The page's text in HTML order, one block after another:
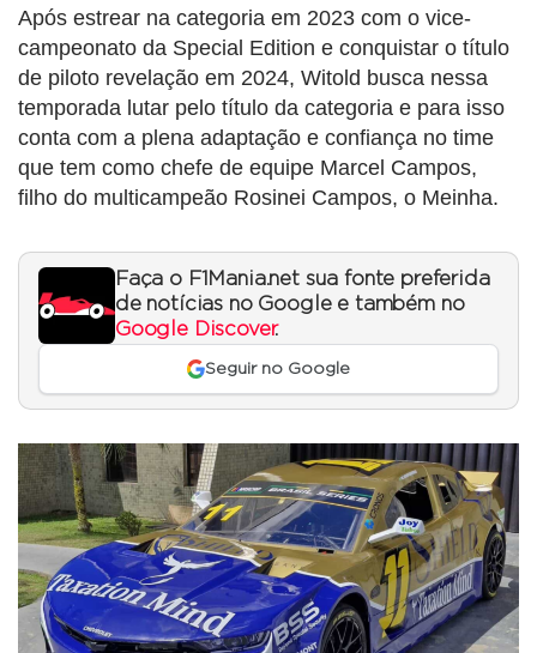
Após estrear na categoria em 2023 com o vice-
campeonato da Special Edition e conquistar o título
de piloto revelação em 2024, Witold busca nessa
temporada lutar pelo título da categoria e para isso
conta com a plena adaptação e confiança no time
que tem como chefe de equipe Marcel Campos,
filho do multicampeão Rosinei Campos, o Meinha.
Faça o F1Mania.net sua fonte preferida
de notícias no Google e também no
Google Discover.
Seguir no Google